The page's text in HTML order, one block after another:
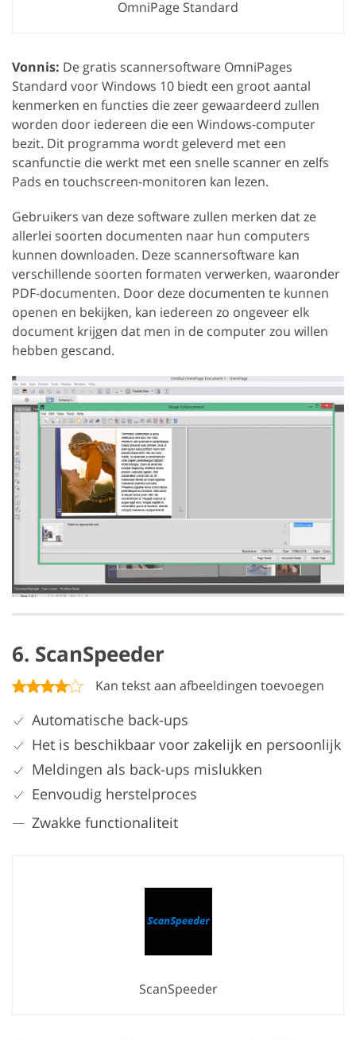
OmniPage Standard
Vonnis: De gratis scannersoftware OmniPages
Standard voor Windows 10 biedt een groot aantal
kenmerken en functies die zeer gewaardeerd zullen
worden door iedereen die een Windows-computer
bezit. Dit programma wordt geleverd met een
scanfunctie die werkt met een snelle scanner en zelfs
Pads en touchscreen-monitoren kan lezen.
Gebruikers van deze software zullen merken dat ze
allerlei soorten documenten naar hun computers
kunnen downloaden. Deze scannersoftware kan
verschillende soorten formaten verwerken, waaronder
PDF-documenten. Door deze documenten te kunnen
openen en bekijken, kan iedereen zo ongeveer elk
document krijgen dat men in de computer zou willen
hebben gescand.
6. ScanSpeeder
Kan tekst aan afbeeldingen toevoegen
Automatische back-ups
Het is beschikbaar voor zakelijk en persoonlijk
Meldingen als back-ups mislukken
Eenvoudig herstelproces
Zwakke functionaliteit
ScanSpeeder